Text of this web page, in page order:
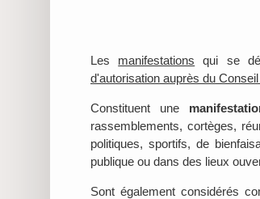
Les manifestations qui se
d'autorisation auprès du
Constituent une
rassemblements, cortèges,
politiques, sportifs, de
publique ou dans des lieux
Sont également considérés